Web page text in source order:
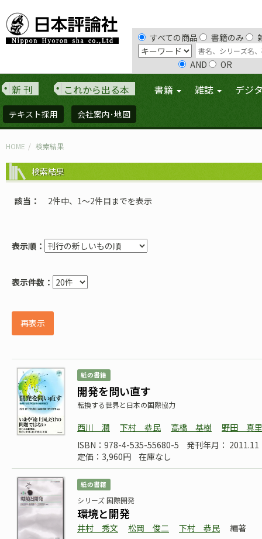
すべての商品 書籍のみ
AND OR
新 刊 これから出る本 書籍 雑誌 デジ
テキスト採用 会社案内･地図
HOME 検索結果
検索結果
該当 2件中、1〜2件目までを表示
表示順：
表示件数：
再表示
紙の書籍
開発を問い直す
転換する世界と日本の国際協力
西川 潤 下村 恭民 高橋 基樹
野田 真里
ISBN：978-4-535-55680-5
発刊年月： 2011.11
定価：3,960円
在庫なし
紙の書籍
シリーズ 国際開発
環境と開発
井村 秀文 松岡 俊二 下村 恭民
編著